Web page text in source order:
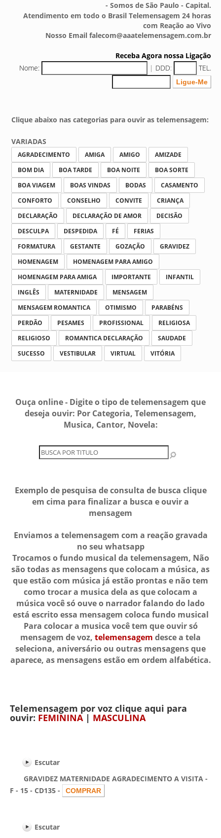
- Somos de São Paulo - Capital.
Atendimento em todo o Brasil Telemensagem 24 horas
com Reação ao Vivo
Nosso Email falecom@aaatelemensagem.com.br
Receba Agora nossa Ligação
Nome:
| DDD: TEL.
Clique abaixo nas categorias para ouvir as telemensagem:
VARIADAS
AGRADECIMENTO AMIGA AMIGO
AMIZADE
BOM DIA
BOA TARDE BOA NOITE
BOA SORTE
BOA VIAGEM
BOAS VINDAS BODAS
CASAMENTO
CONFORTO
CONSELHO CONVITE
CRIANÇA
DECLARAÇÃO
DECLARAÇÃO DE AMOR
DECISÃO
DESCULPA
DESPEDIDA FÉ
FERIAS
FORMATURA
GESTANTE GOZAÇÃO
GRAVIDEZ
HOMENAGEM
HOMENAGEM PARA AMIGO
HOMENAGEM PARA AMIGA
IMPORTANTE
INFANTIL
INGLÊS
MATERNIDADE
MENSAGEM
MENSAGEM ROMANTICA
OTIMISMO
PARABÉNS
PERDÃO
PESAMES PROFISSIONAL
RELIGIOSA
RELIGIOSO
ROMANTICA DECLARAÇÃO
SAUDADE
SUCESSO
VESTIBULAR VIRTUAL VITÓRIA
Ouça online - Digite o tipo de telemensagem que
deseja ouvir: Por Categoria, Telemensagem,
Musica, Cantor, Novela:
Exemplo de pesquisa de consulta de busca clique
em cima para finalizar a busca e ouvir a
mensagem
Enviamos a telemensagem com a reação gravada
no seu whatsapp
Trocamos o fundo musical da telemensagem, Não
são todas as mensagens que colocam a música, as
que estão com música já estão prontas e não tem
como trocar a musica dela as que colocam a
música você só ouve o narrador falando do lado
está escrito essa mensagem coloca fundo musical
Para colocar a musica você tem que ouvir só
mensagem de voz, telemensagem desce a tela
seleciona, aniversário ou outras mensagens que
aparece, as mensagens estão em ordem alfabética.
Telemensagem por voz clique aqui para
ouvir: FEMININA| MASCULINA
Escutar
GRAVIDEZ MATERNIDADE AGRADECIMENTO A VISITA -
F - 15 - CD135 -
Escutar